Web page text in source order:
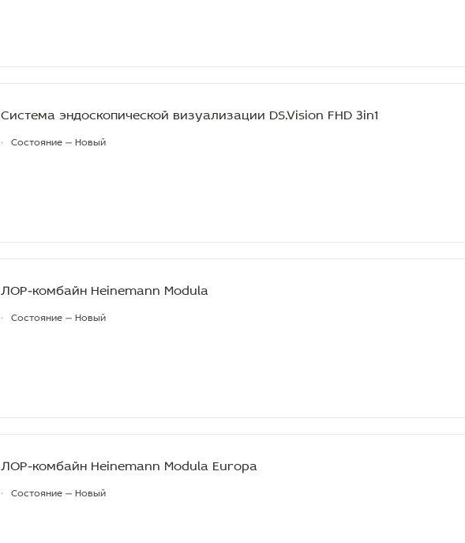
Система эндоскопической визуализации DS.Vision FHD 3in1
• Состояние — Новый
ЛОР-комбайн Heinemann Modula
• Состояние — Новый
ЛОР-комбайн Heinemann Modula Europa
• Состояние — Новый